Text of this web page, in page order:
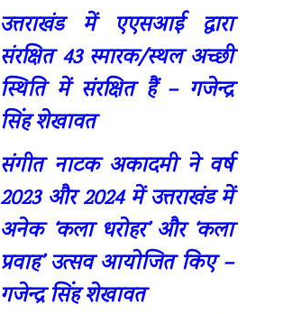
उत्तराखंड में एएसआई द्वारा
संरक्षित 43 स्मारक/स्थल अच्छी
स्थिति में संरक्षित हैं – गजेन्द्र
सिंह शेखावत
संगीत नाटक अकादमी ने वर्ष
2023 और 2024 में उत्तराखंड में
अनेक ‘कला धरोहर’ और ‘कला
प्रवाह’ उत्सव आयोजित किए –
गजेन्द्र सिंह शेखावत